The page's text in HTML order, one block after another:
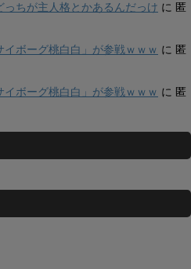
っちが主人格とかあるんだっけ に 匿
イボーグ桃白白」が参戦ｗｗｗ に 匿
イボーグ桃白白」が参戦ｗｗｗ に 匿